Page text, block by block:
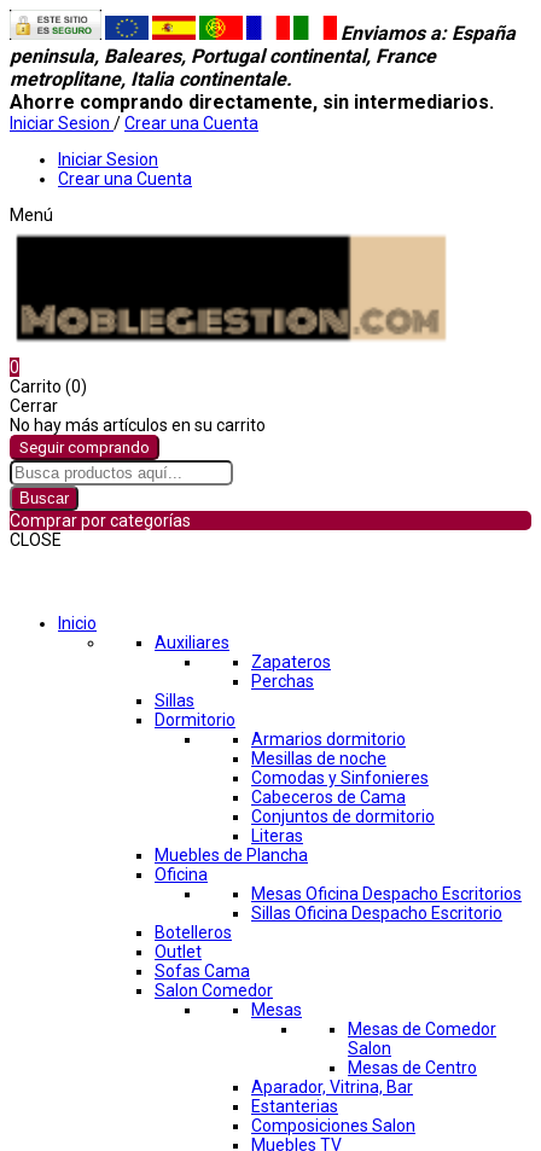
Enviamos a: España
peninsula, Baleares, Portugal continental, France
metroplitane, Italia continentale.
Ahorre comprando directamente, sin intermediarios.
Iniciar Sesion /Crear una Cuenta
Iniciar Sesion
Crear una Cuenta
Menú
0
Carrito (0)
Cerrar
No hay más artículos en su carrito
Seguir comprando
Buscar
Comprar por categorías
CLOSE
Inicio
Auxiliares
Zapateros
Perchas
Sillas
Dormitorio
Armarios dormitorio
Mesillas de noche
Comodas y Sinfonieres
Cabeceros de Cama
Conjuntos de dormitorio
Literas
Muebles de Plancha
Oficina
Mesas Oficina Despacho Escritorios
Sillas Oficina Despacho Escritorio
Botelleros
Outlet
Sofas Cama
Salon Comedor
Mesas
Mesas de Comedor
Salon
Mesas de Centro
Aparador, Vitrina, Bar
Estanterias
Composiciones Salon
Muebles TV